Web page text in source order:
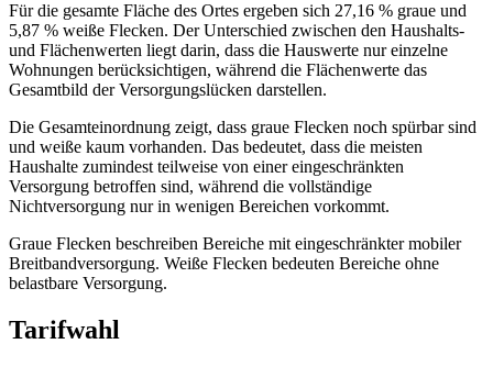
Für die gesamte Fläche des Ortes ergeben sich 27,16 % graue und
5,87 % weiße Flecken. Der Unterschied zwischen den Haushalts-
und Flächenwerten liegt darin, dass die Hauswerte nur einzelne
Wohnungen berücksichtigen, während die Flächenwerte das
Gesamtbild der Versorgungslücken darstellen.
Die Gesamteinordnung zeigt, dass graue Flecken noch spürbar sind
und weiße kaum vorhanden. Das bedeutet, dass die meisten
Haushalte zumindest teilweise von einer eingeschränkten
Versorgung betroffen sind, während die vollständige
Nichtversorgung nur in wenigen Bereichen vorkommt.
Graue Flecken beschreiben Bereiche mit eingeschränkter mobiler
Breitbandversorgung. Weiße Flecken bedeuten Bereiche ohne
belastbare Versorgung.
Tarifwahl